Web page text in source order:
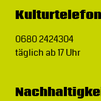
Kulturtelefon
0680 2424304
täglich ab 17 Uhr